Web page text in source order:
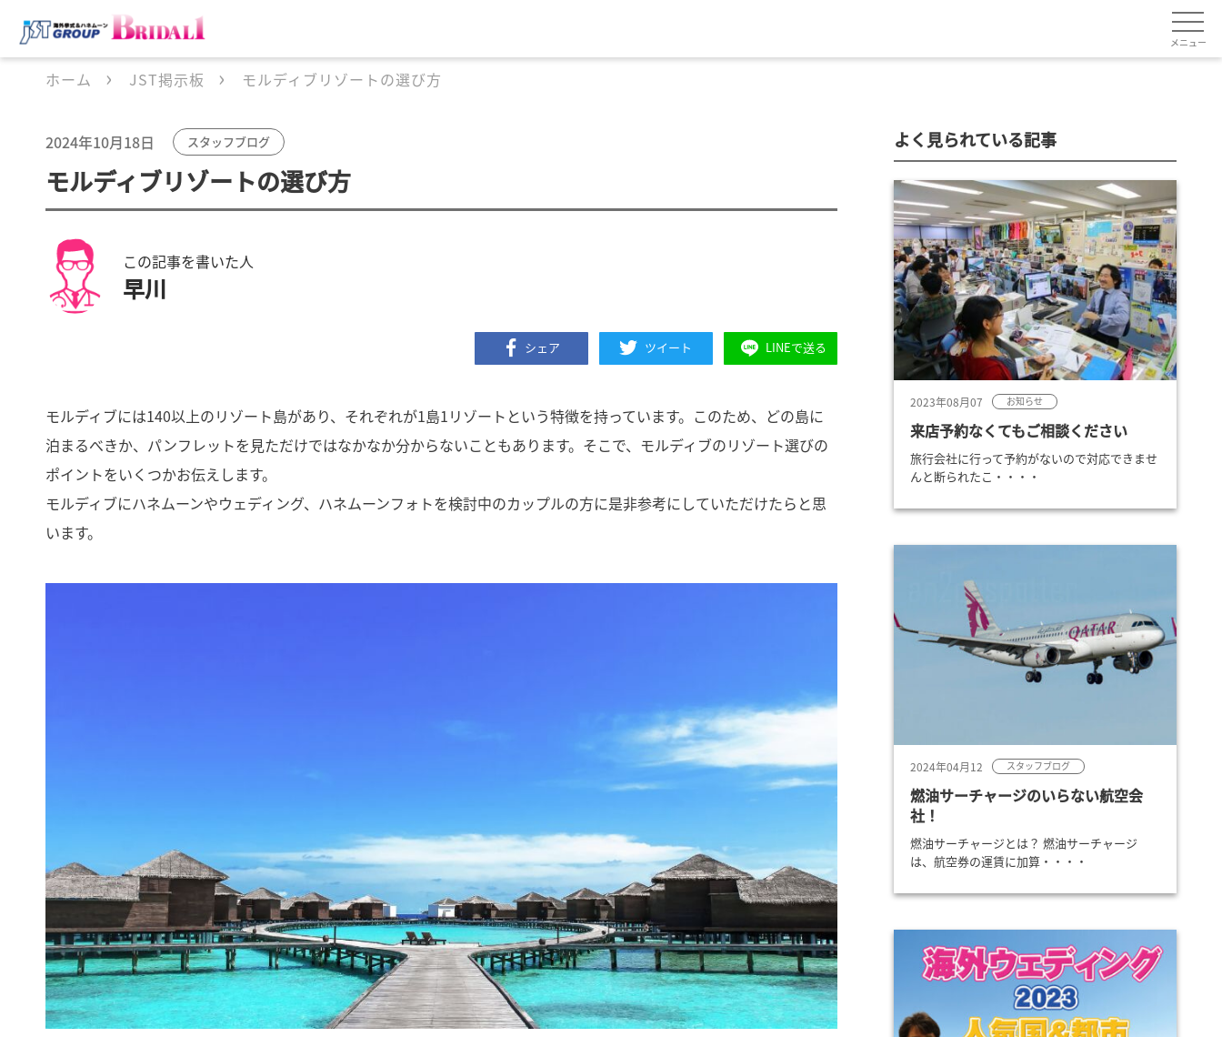
メニュー
ホーム JST掲示板 モルディブリゾートの選び方
2024年10月18日 スタッフブログ
モルディブリゾートの選び方
この記事を書いた人
早川
シェア ツイート LINEで送る
モルディブには140以上のリゾート島があり、それぞれが1島1リゾートという特徴を持っています。このため、どの島に
泊まるべきか、パンフレットを見ただけではなかなか分からないこともあります。そこで、モルディブのリゾート選びの
ポイントをいくつかお伝えします。
モルディブにハネムーンやウェディング、ハネムーンフォトを検討中のカップルの方に是非参考にしていただけたらと思
います。
よく見られている記事
2023年08月07 お知らせ
来店予約なくてもご相談ください
旅行会社に行って予約がないので対応できませ
んと断られたこ・・・・
2024年04月12 スタッフブログ
燃油サーチャージのいらない航空会
社！
燃油サーチャージとは？ 燃油サーチャージ
は、航空券の運賃に加算・・・・